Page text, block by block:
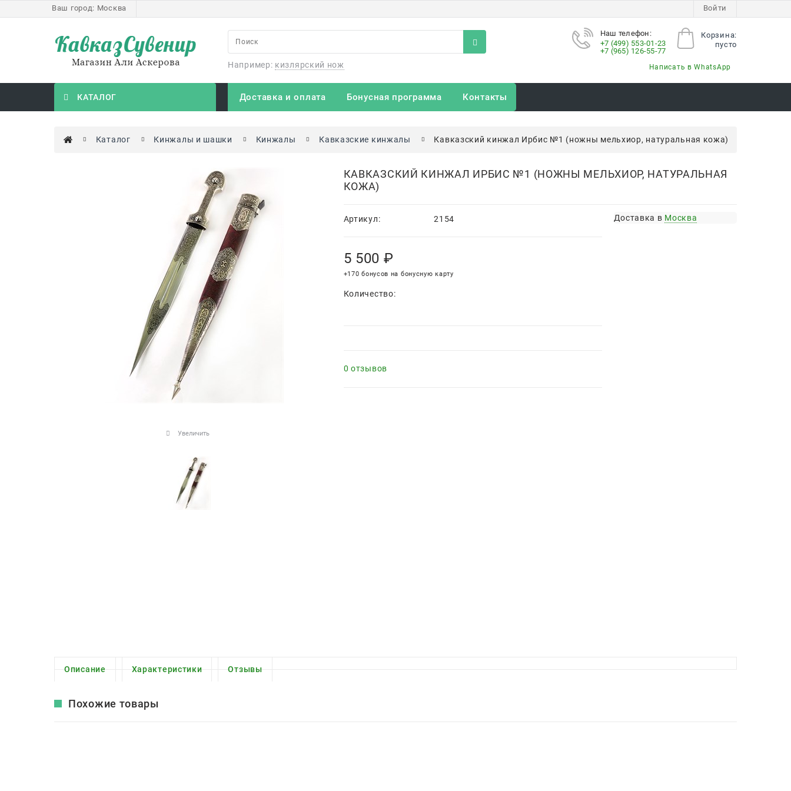
Ваш город: Москва Войти
Например: кизлярский нож
Корзина:
пусто
Наш телефон:
+7 (499) 553-01-23
+7 (965) 126-55-77
Написать в WhatsApp
КАТАЛОГ Доставка и оплата Бонусная программа Контакты
Каталог Кинжалы и шашки Кинжалы Кавказские кинжалы Кавказский кинжал Ирбис №1 (ножны мельхиор, натуральная кожа)
Увеличить
КАВКАЗСКИЙ КИНЖАЛ ИРБИС №1 (НОЖНЫ МЕЛЬХИОР, НАТУРАЛЬНАЯ
КОЖА)
Артикул: 2154
5 500 ₽
+170 бонусов на бонусную карту
Количество:
0 отзывов
Доставка в Москва
Описание Характеристики Отзывы
Похожие товары